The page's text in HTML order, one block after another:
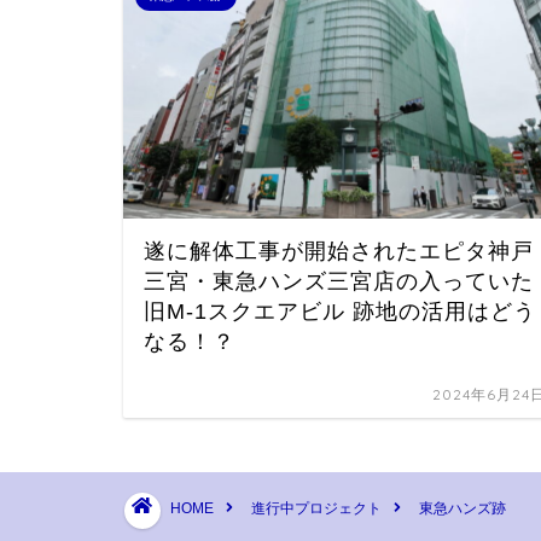
遂に解体工事が開始されたエピタ神戸
三宮・東急ハンズ三宮店の入っていた
旧M-1スクエアビル 跡地の活用はどう
なる！？
2024年6月24
HOME 進行中プロジェクト 東急ハンズ跡